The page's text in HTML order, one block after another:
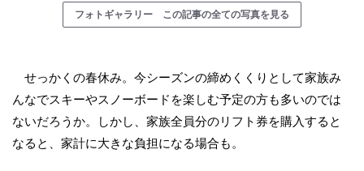
フォトギャラリー この記事の全ての写真を見る
せっかくの春休み。今シーズンの締めくくりとして家族み
んなでスキーやスノーボードを楽しむ予定の方も多いのでは
ないだろうか。しかし、家族全員分のリフト券を購入すると
なると、家計に大きな負担になる場合も。